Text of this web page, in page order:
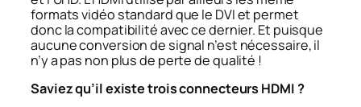
formats vidéo standard que le DVI et permet
donc la compatibilité avec ce dernier. Et puisque
aucune conversion de signal n’est nécessaire, il
n’y a pas non plus de perte de qualité !
Saviez qu’il existe trois connecteurs HDMI ?